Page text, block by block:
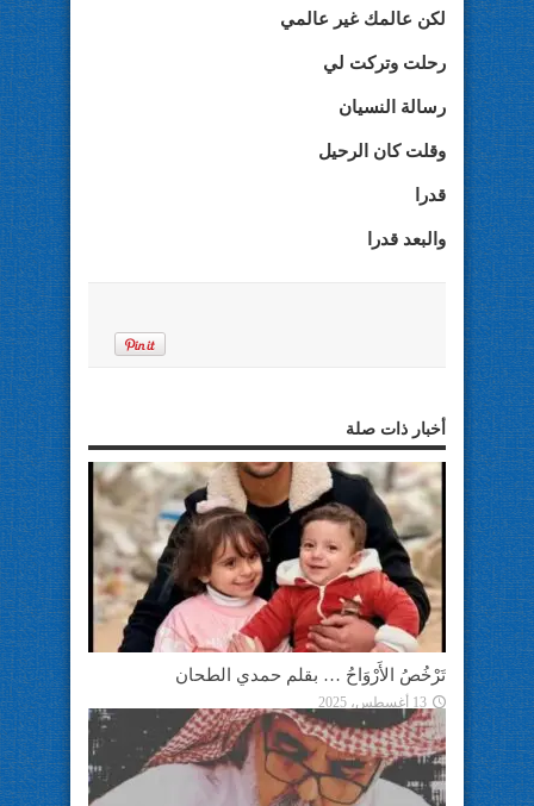
لكن عالمك غير عالمي
رحلت وتركت لي
رسالة النسيان
وقلت كان الرحيل
قدرا
والبعد قدرا
أخبار ذات صلة
تَرْخُصُ الأَرْوَاحُ … بقلم حمدي الطحان
13 أغسطس، 2025